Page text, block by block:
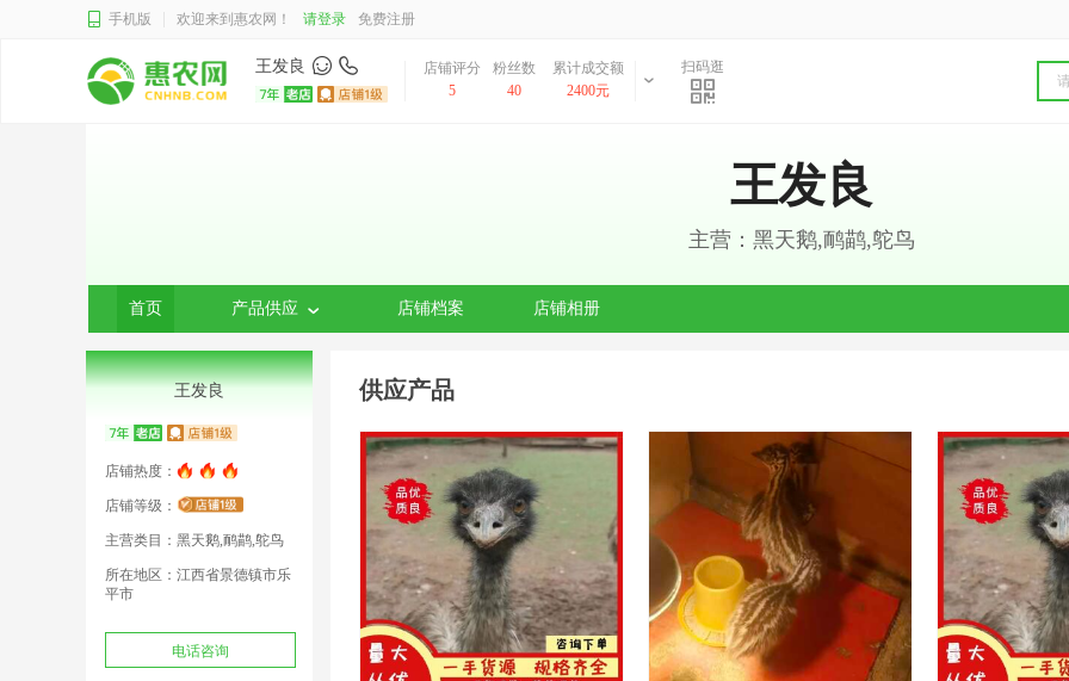
手机版 欢迎来到惠农网！ 请登录 免费注册
王发良
店铺评分
5
粉丝数
40
累计成交额
2400元
扫码逛
王发良
主营：黑天鹅,鸸鹋,鸵鸟
首页 产品供应 店铺档案 店铺相册
王发良
店铺热度：
店铺等级：
主营类目：黑天鹅,鸸鹋,鸵鸟
所在地区：江西省景德镇市乐
平市
电话咨询
供应产品